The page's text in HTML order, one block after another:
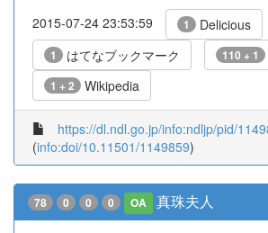
2015-07-24 23:53:59 1 Delicious
1 はてなブックマーク 110 + 1
1 + 2 Wikipedia
https://dl.ndl.go.jp/info:ndljp/pid/
(info:doi/10.11501/1149859)
78 0 0 0 OA 真珠夫人